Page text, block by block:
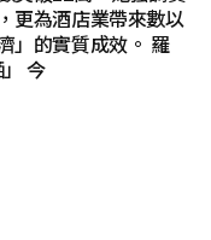
更為酒店業帶來數以
」的實質成效。 羅
今